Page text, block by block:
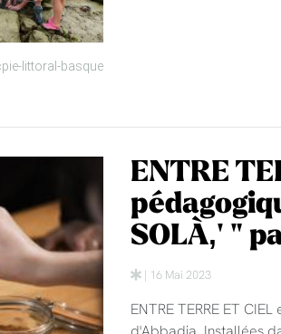
littoral-basque
ENTRE
SOLÀ‚' "
| 16 Mai 2023
ENTRE TERRE ET
d'Abbadia. Installées